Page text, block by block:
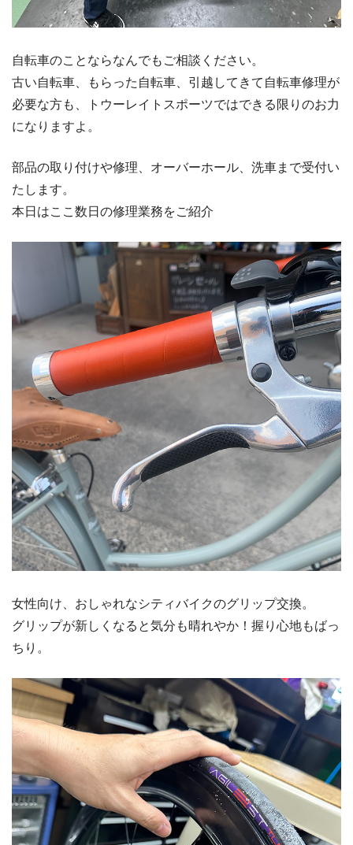
自転車のことならなんでもご相談ください。
古い自転車、もらった自転車、引越してきて自転車修理が
必要な方も、トウーレイトスポーツではできる限りのお力
になりますよ。
部品の取り付けや修理、オーバーホール、洗車まで受付い
たします。
本日はここ数日の修理業務をご紹介
女性向け、おしゃれなシティバイクのグリップ交換。
グリップが新しくなると気分も晴れやか！握り心地もばっ
ちり。